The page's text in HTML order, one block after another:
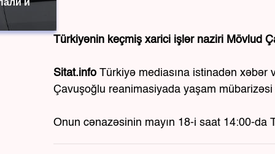
и
Türkiyənin keçmiş xarici işlər naziri Mövlud
Sitat.info Türkiyə mediasına istinadən xəbər
Çavuşoğlu reanimasiyada yaşam mübarizəsi
Onun cənazəsinin mayın 18-i saat 14:00-da